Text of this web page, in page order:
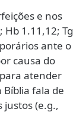
e nos
1.11,12; Tg
ante o
causa do
atender
Bíblia fala de
justos (e.g.,